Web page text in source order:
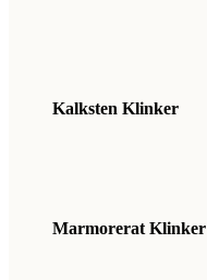
Kalksten Klinker
Marmorerat Klinker